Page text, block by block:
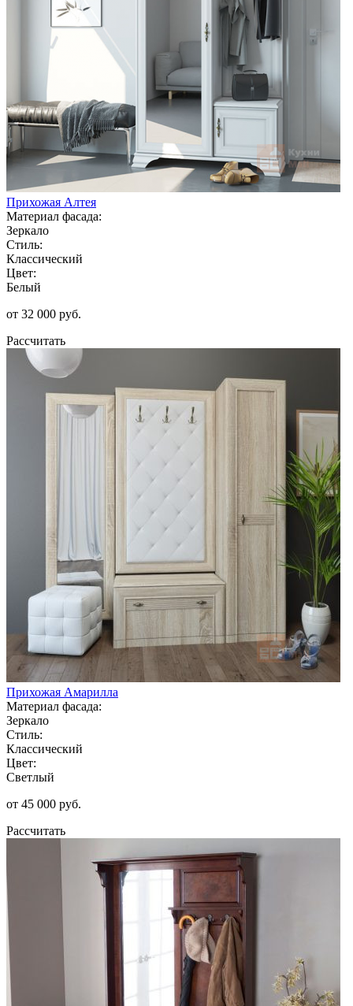
Прихожая Алтея
Материал фасада:
Зеркало
Стиль:
Классический
Цвет:
Белый
от 32 000 руб.
Рассчитать
Прихожая Амарилла
Материал фасада:
Зеркало
Стиль:
Классический
Цвет:
Светлый
от 45 000 руб.
Рассчитать